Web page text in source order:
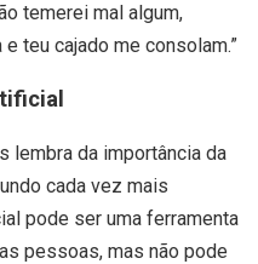
temerei mal algum,
teu cajado me consolam.”
lembra da importância da
cada vez mais
pode ser uma ferramenta
pessoas, mas não pode